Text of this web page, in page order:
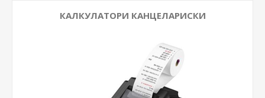
КАЛКУЛАТОРИ КАНЦЕЛАРИСКИ